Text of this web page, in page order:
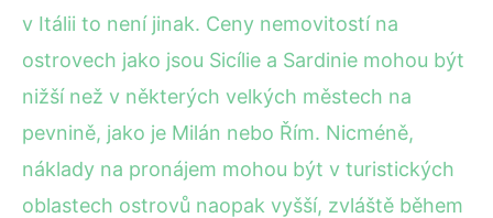
v Itálii to není jinak. Ceny nemovitostí na
ostrovech jako jsou Sicílie a Sardinie mohou být
nižší než v některých velkých městech na
pevnině, jako je Milán nebo Řím. Nicméně,
náklady na pronájem mohou být v turistických
oblastech ostrovů naopak vyšší, zvláště během